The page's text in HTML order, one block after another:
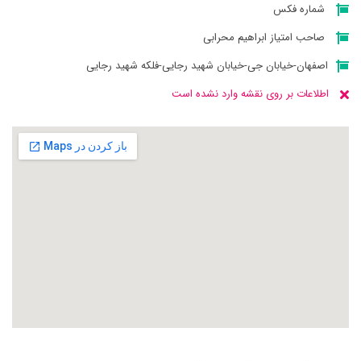
شماره فکس
صاحب امتیاز ابراهیم محرابی
اصفهان-خیابان جی-خیابان شهید رجایی-فلکه شهید رجایی
اطلاعات بر روی نقشه وارد نشده است